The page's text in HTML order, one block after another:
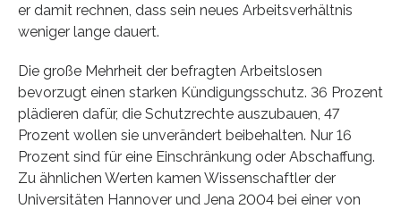
er damit rechnen, dass sein neues Arbeitsverhältnis
weniger lange dauert.
Die große Mehrheit der befragten Arbeitslosen
bevorzugt einen starken Kündigungsschutz. 36 Prozent
plädieren dafür, die Schutzrechte auszubauen, 47
Prozent wollen sie unverändert beibehalten. Nur 16
Prozent sind für eine Einschränkung oder Abschaffung.
Zu ähnlichen Werten kamen Wissenschaftler der
Universitäten Hannover und Jena 2004 bei einer von